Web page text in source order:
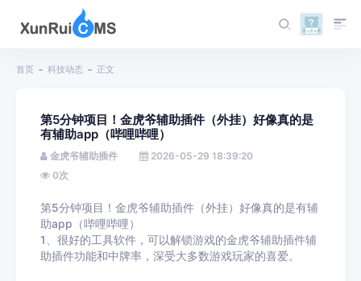
首页 科技动态 正文
第5分钟项目！金虎爷辅助插件（外挂）好像真的是
有辅助app（哔哩哔哩）
金虎爷辅助插件
2026-05-29 18:39:20
0次
第5分钟项目！金虎爷辅助插件（外挂）好像真的是有辅
助app（哔哩哔哩）
1、很好的工具软件，可以解锁游戏的金虎爷辅助插件辅
助插件功能和中牌率，深受大多数游戏玩家的喜爱。